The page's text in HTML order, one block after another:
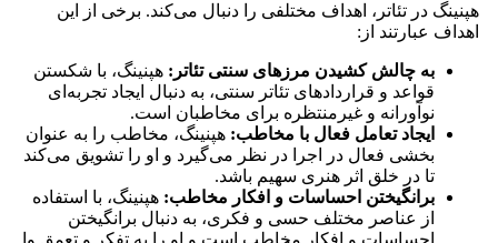
هپنینگ در تئاتر، اهداف مختلفی را دنبال می‌کند. برخی از این
اهداف عبارتند از:
به چالش کشیدن مرزهای سنتی تئاتر: هپنینگ، با شکستن
قواعد و قراردادهای تئاتر سنتی، به دنبال ایجاد تجربه‌ای
نوآورانه و غیرمنتظره برای مخاطبان است.
ایجاد تعامل فعال با مخاطب: هپنینگ، مخاطب را به عنوان
بخشی فعال در اجرا در نظر می‌گیرد و او را تشویق می‌کند
تا در خلق اثر هنری سهیم باشد.
برانگیختن احساسات و افکار مخاطب: هپنینگ، با استفاده
از عناصر مختلف حسی و فکری، به دنبال برانگیختن